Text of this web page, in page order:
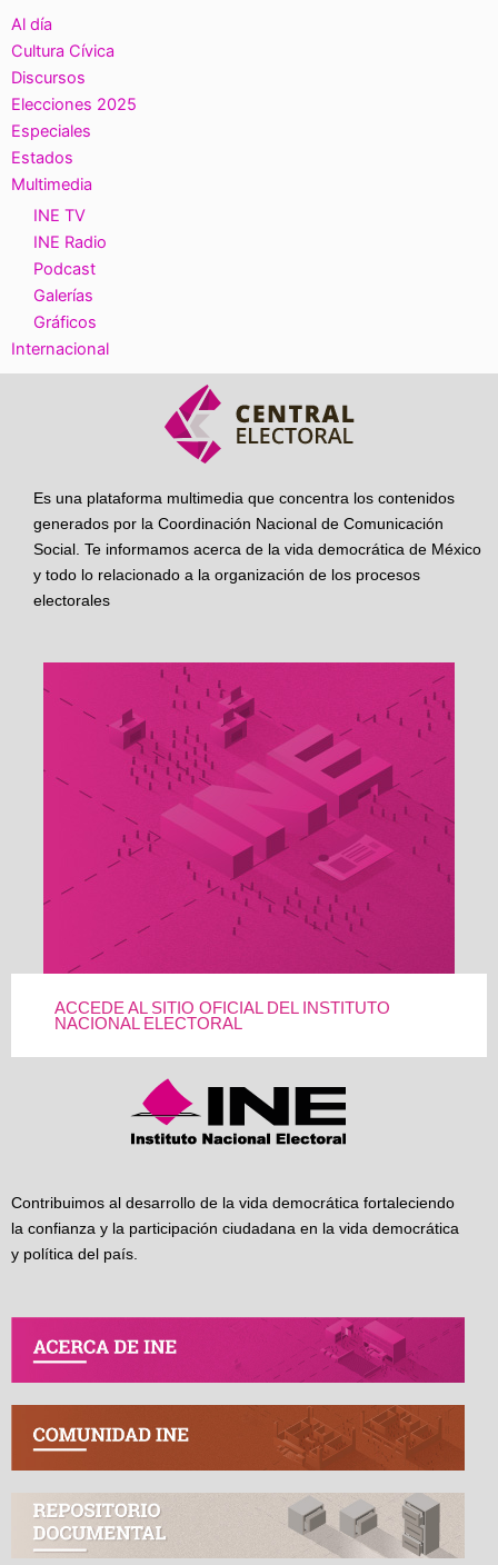
Al día
Cultura Cívica
Discursos
Elecciones 2025
Especiales
Estados
Multimedia
INE TV
INE Radio
Podcast
Galerías
Gráficos
Internacional
Es una plataforma multimedia que concentra los contenidos
generados por la Coordinación Nacional de Comunicación
Social. Te informamos acerca de la vida democrática de México
y todo lo relacionado a la organización de los procesos
electorales
ACCEDE AL SITIO OFICIAL DEL INSTITUTO
NACIONAL ELECTORAL
Contribuimos al desarrollo de la vida democrática fortaleciendo
la confianza y la participación ciudadana en la vida democrática
y política del país.